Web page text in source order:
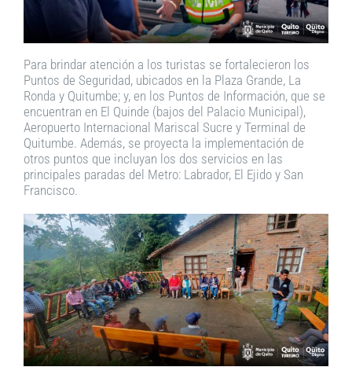
Para brindar atención a los turistas se fortalecieron los
Puntos de Seguridad, ubicados en la Plaza Grande, La
Ronda y Quitumbe; y, en los Puntos de Información, que se
encuentran en El Quinde (bajos del Palacio Municipal),
Aeropuerto Internacional Mariscal Sucre y Terminal de
Quitumbe. Además, se proyecta la implementación de
otros puntos que incluyan los dos servicios en las
principales paradas del Metro: Labrador, El Ejido y San
Francisco.